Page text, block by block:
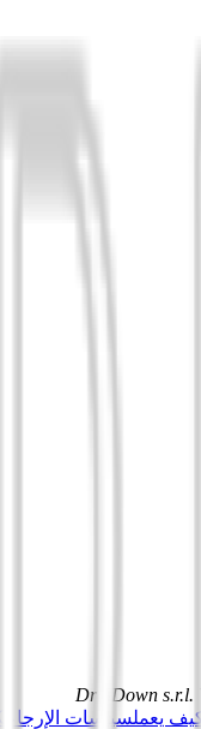
DrillDown s.r.l.
كيف يعملسياسات الإرجاع